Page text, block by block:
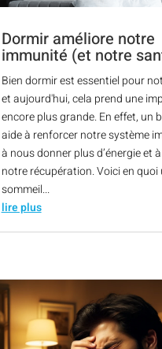
Dormir améliore notre
immunité (et notre
Bien dormir est essentiel pour
et aujourd'hui, cela prend une
encore plus grande. En effet, un
aide à renforcer notre système
à nous donner plus d’énergie et
notre récupération. Voici en quoi
sommeil...
lire plus